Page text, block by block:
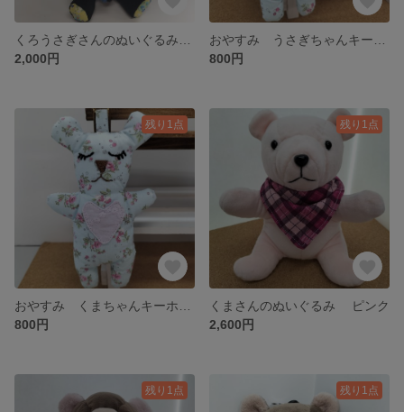
2,000円
800円
残り1点
800円
残り1点
くまさんのぬいぐるみ ピンク
2,600円
残り1点 残り1点